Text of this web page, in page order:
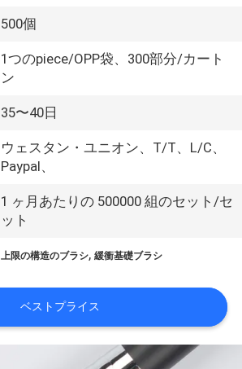
500個
1つのpiece/OPP袋、300部分/カート
ン
35〜40日
ウェスタン・ユニオン、T/T、L/C、
Paypal、
1 ヶ月あたりの 500000 組のセット/セ
ット
上限の構造のブラシ,緩衝基礎ブラシ
ベストプライス